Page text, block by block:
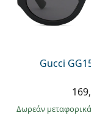
Gucci
Δωρεάν μεταφορικά